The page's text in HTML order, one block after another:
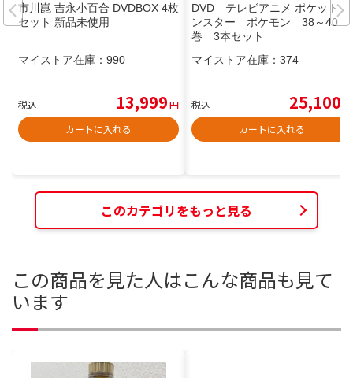
市川崑 吉永小百合 DVDBOX 4枚
セット 新品未使用
マイストア在庫： 990
税込 13,999円
カートに入れる
DVD テレビアニメ ポケットモ
ンスター ポケモン 38～40
巻 3本セット
マイストア在庫： 374
税込 25,100
カートに入れる
このカテゴリをもっと見る
この商品を見た人はこんな商品も見て
います